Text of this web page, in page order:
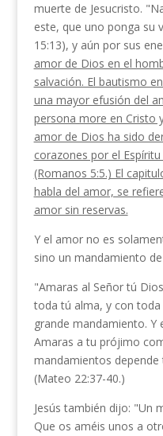
muerte de Jesucristo.
este, que uno ponga su
15:13), y aún por sus
amor de Dios en el
salvación. El bautismo
una mayor efusión del
persona more en Cristo
amor de Dios ha sido
corazones por el
(Romanos 5:5.) El
habla del amor, se
amor sin reservas.
Y el amor no es
sino un mandamiento de
"Amaras al Señor tú
toda tú alma, y con
grande mandamiento. Y
Amaras a tu prójimo
mandamientos
(Mateo 22:37-40.)
Jesús también dijo: "Un
Que os améis unos a